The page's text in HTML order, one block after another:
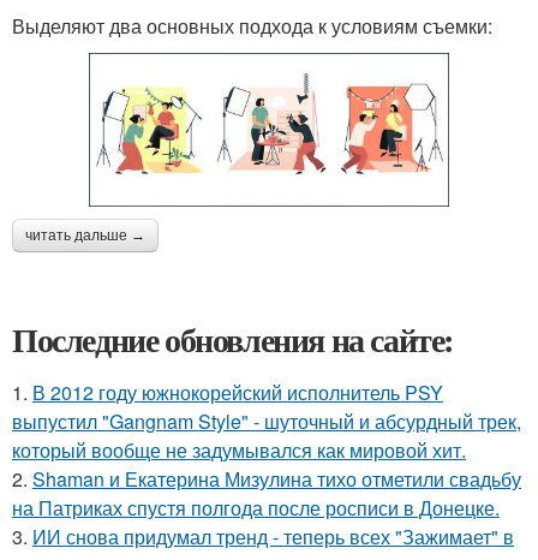
Выделяют два основных подхода к условиям съемки:
читать дальше →
Последние обновления на сайте:
1. В 2012 году южнокорейский исполнитель PSY
выпустил "Gangnam Style" - шуточный и абсурдный трек,
который вообще не задумывался как мировой хит.
2. Shaman и Екатерина Мизулина тихо отметили свадьбу
на Патриках спустя полгода после росписи в Донецке.
3. ИИ снова придумал тренд - теперь всех "Зажимает" в